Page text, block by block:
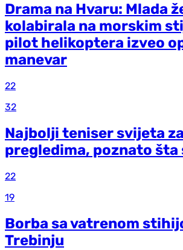
Drama na Hvaru: Mlada
kolabirala na morskim
pilot helikoptera izveo
manevar
22
32
Najbolji teniser svijeta
pregledima, poznato šta
22
19
Borba sa vatrenom
Trebinju